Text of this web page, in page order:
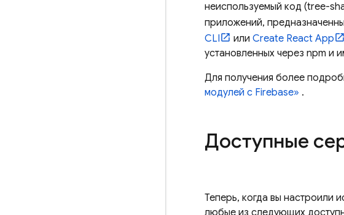
неиспользуемый код (tree-
приложений,
CLI
или Create React App
установленных через npm и
Для получения более
модулей с Firebase» .
Доступные
Теперь, когда вы настроили
любые из следующих